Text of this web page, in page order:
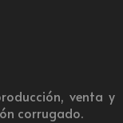
venta y
corrugado.